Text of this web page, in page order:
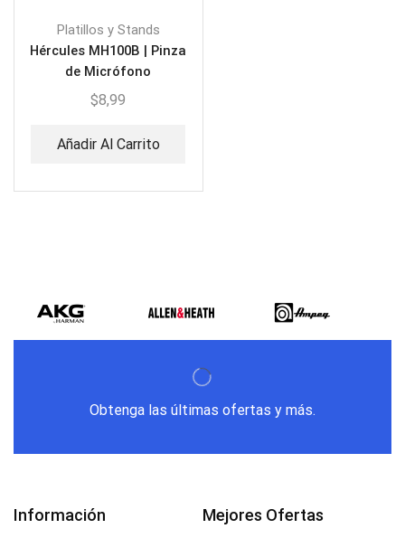
Platillos y Stands
Hércules MH100B | Pinza
de Micrófono
$8,99
Añadir Al Carrito
Obtenga las últimas ofertas y más.
Información Mejores Ofertas